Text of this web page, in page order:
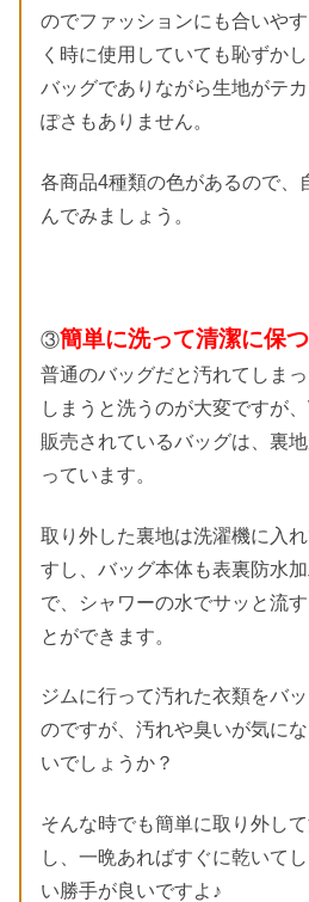
のでファッションにも合いや
く時に使用していても恥ずか
バッグでありながら生地がテ
ぽさもありません。
各商品4種類の色があるので、
んでみましょう。
③簡単に洗って清潔に保
普通のバッグだと汚れてしま
しまうと洗うのが大変ですが
販売されているバッグは、裏
っています。
取り外した裏地は洗濯機に入
すし、バッグ本体も表裏防水
で、シャワーの水でサッと流
とができます。
ジムに行って汚れた衣類をバ
のですが、汚れや臭いが気に
いでしょうか？
そんな時でも簡単に取り外し
し、一晩あればすぐに乾いて
い勝手が良いですよ♪